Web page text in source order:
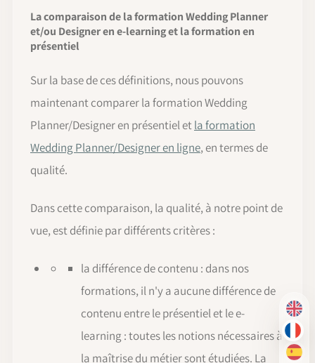
EN
FR
ES
La comparaison de la formation Wedding Planner
et/ou Designer en e-learning et la formation en
présentiel
Sur la base de ces définitions, nous pouvons
maintenant comparer la formation Wedding
Planner/Designer en présentiel etla formation
Wedding Planner/Designer en ligne, en termes de
qualité.
Dans cette comparaison, la qualité, à notre point de
vue, est définie par différents critères :
la différence de contenu : dans nos
formations, il n'y a aucune différence de
contenu entre le présentiel et le e-
learning : toutes les notions nécessaires à
la maîtrise du métier sont étudiées. La